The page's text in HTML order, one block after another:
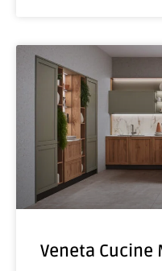
Veneta Cucine